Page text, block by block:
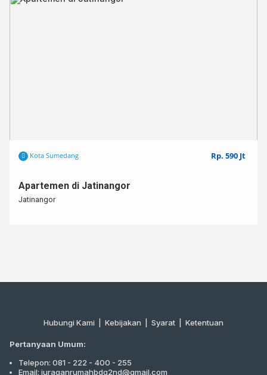
Kota Sumedang Rp. 590 Jt
Apartemen di Jatinangor
Jatinangor
Hubungi Kami Kebijakan | Syarat Ketentuan
Pertanyaan Umum:
Telepon: 081 - 222 - 400 - 255
Email: juraganrumahbdg2nd@gmail.com